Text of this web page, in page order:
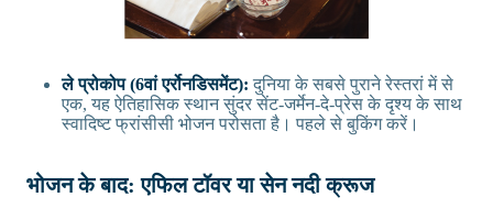
ले प्रोकोप (6वां एर्रोनडिसमेंट): दुनिया के सबसे पुराने रेस्तरां में से
एक, यह ऐतिहासिक स्थान सुंदर सेंट-जर्मेन-दे-प्रेस के दृश्य के साथ
स्वादिष्ट फ्रांसीसी भोजन परोसता है। पहले से बुकिंग करें।
भोजन के बाद: एफिल टॉवर या सेन नदी क्रूज